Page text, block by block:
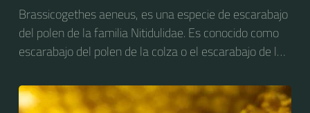
Brassicogethes aeneus, es una especie de escarabajo
del polen de la familia Nitidulidae. Es conocido como
escarabajo del polen de la colza o el escarabajo de la
Meligethes aeneus.